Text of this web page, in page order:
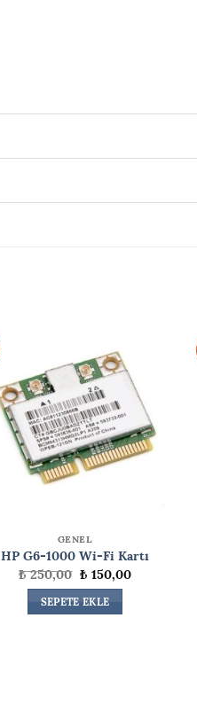
GENEL
HP G6-1000 Wi-Fi Kartı
₺250,00 Orijinal
fiyat:
₺ 250,00.
₺150,00Şu
andaki
SEPETE EKLE